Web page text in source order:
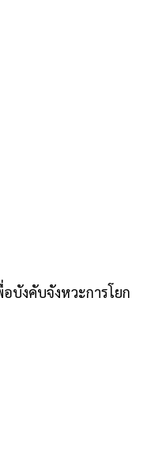
บังคับจังหวะการโยก